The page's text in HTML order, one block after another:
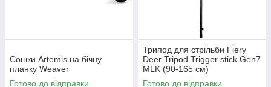
Сошки Artemis на бічну
планку Weaver
Готово до відправки
Трипод для стрільби Fiery
Deer Tripod Trigger stick Gen7
MLK (90-165 см)
Готово до відправки